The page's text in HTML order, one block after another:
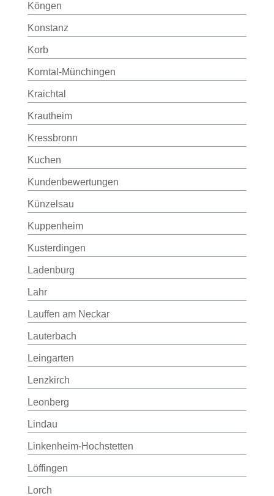
Köngen
Konstanz
Korb
Korntal-Münchingen
Kraichtal
Krautheim
Kressbronn
Kuchen
Kundenbewertungen
Künzelsau
Kuppenheim
Kusterdingen
Ladenburg
Lahr
Lauffen am Neckar
Lauterbach
Leingarten
Lenzkirch
Leonberg
Lindau
Linkenheim-Hochstetten
Löffingen
Lorch